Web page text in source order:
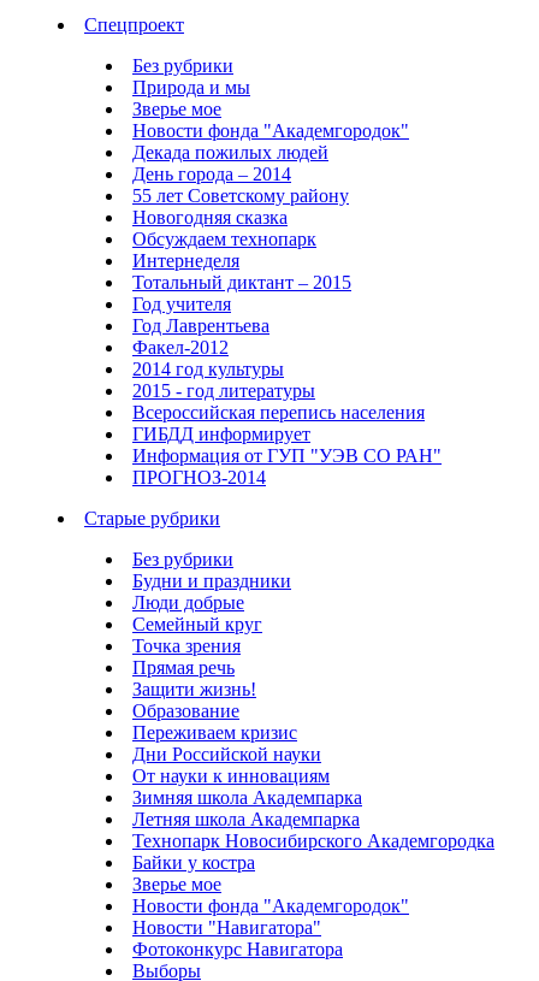
Спецпроект
Без рубрики
Природа и мы
Зверье мое
Новости фонда "Академгородок"
Декада пожилых людей
День города – 2014
55 лет Советскому району
Новогодняя сказка
Обсуждаем технопарк
Интернеделя
Тотальный диктант – 2015
Год учителя
Год Лаврентьева
Факел-2012
2014 год культуры
2015 - год литературы
Всероссийская перепись населения
ГИБДД информирует
Информация от ГУП "УЭВ СО РАН"
ПРОГНОЗ-2014
Старые рубрики
Без рубрики
Будни и праздники
Люди добрые
Семейный круг
Точка зрения
Прямая речь
Защити жизнь!
Образование
Переживаем кризис
Дни Российской науки
От науки к инновациям
Зимняя школа Академпарка
Летняя школа Академпарка
Технопарк Новосибирского Академгородка
Байки у костра
Зверье мое
Новости фонда "Академгородок"
Новости "Навигатора"
Фотоконкурс Навигатора
Выборы